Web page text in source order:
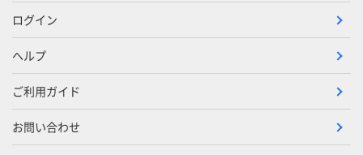
ログイン
ヘルプ
ご利用ガイド
お問い合わせ